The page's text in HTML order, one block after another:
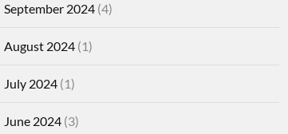
September 2024(4)
August 2024(1)
July 2024(1)
June 2024(3)